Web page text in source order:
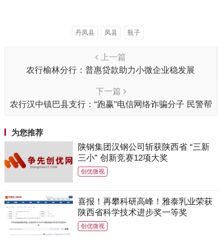
丹凤县 凤县 瓶子
上一篇
农行榆林分行：普惠贷款助力小微企业稳发展
下一篇
农行汉中镇巴县支行：“跑赢”电信网络诈骗分子 民警帮
为您推荐
陕钢集团汉钢公司斩获陕西省 “三新
三小” 创新竞赛12项大奖
创优微视
喜报！再攀科研高峰！雅泰乳业荣获
陕西省科学技术进步奖一等奖
创优微视